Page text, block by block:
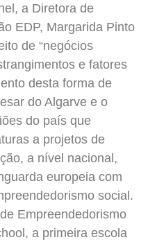
a Diretora de
EDP, Margarida Pinto
de “negócios
e fatores
desta forma de
do Algarve e o
do país que
a projetos de
a nível nacional,
europeia com
social.
Empreendedorismo
a primeira escola